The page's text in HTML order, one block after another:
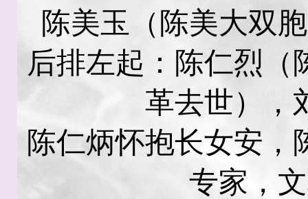
陈美玉（陈美大双
后排左起：陈仁烈（
革去世），
陈仁炳怀抱长女安，
专家，